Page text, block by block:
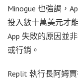
Minogue 也強調，
投入數十萬美元才
App 失敗的原因並
或行銷。
Replit 執行長阿姆